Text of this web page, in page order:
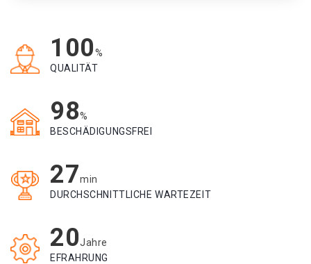
100%
QUALITÄT
98%
BESCHÄDIGUNGSFREI
27min
DURCHSCHNITTLICHE WARTEZEIT
20Jahre
EFRAHRUNG